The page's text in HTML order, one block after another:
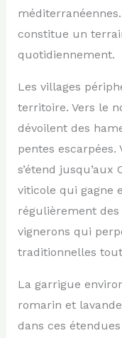
constitue un
quotidiennement.
Les villages
territoire. Vers le
dévoilent des
pentes
s’étend jusqu’aux
viticole qui gagne
régulièrement
vignerons qui
traditionnelles
La garrigue
romarin et
dans ces